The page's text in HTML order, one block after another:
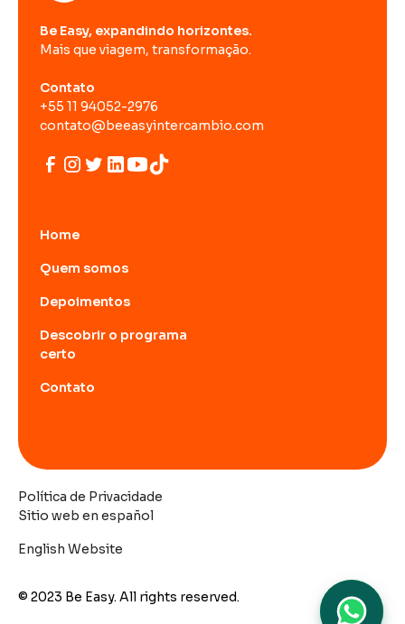
Be Easy, expandindo horizontes.
Mais que viagem, transformação.
Contato
+55 11 94052-2976
contato@beeasyintercambio.com
Home
Quem somos
Depoimentos
Descobrir o programa
certo
Contato
© 2023 Be Easy. All rights reserved.
Sitio web en español
English Website
Política de Privacidade